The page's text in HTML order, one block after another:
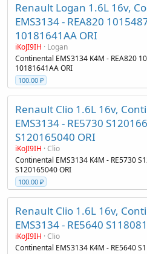
Renault Logan 1.6L 16v,
EMS3134 - REA820
10181641AA ORI
iKoJI9IH
Logan
Continental EMS3134 K4M - REA820
10181641AA ORI
100.00 ₽
Renault Clio 1.6L 16v,
EMS3134 - RE5730
S120165040 ORI
iKoJI9IH Clio
Continental EMS3134 K4M - RE5730
S120165040 ORI
100.00 ₽
Renault Clio 1.6L 16v,
EMS3134 - RE5640
iKoJI9IH Clio
Continental EMS3134 K4M - RE5640